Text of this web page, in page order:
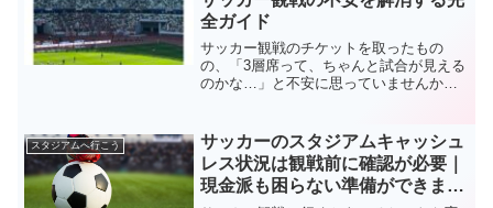
全ガイド
サッカー観戦のチケットを取ったもの
の、「3層席って、ちゃんと試合が見える
のかな…」と不安に思っていませんか？
ね。しかし、ご安心ください。国立競技
場の3層席には、他の階層...
スタジアムへ行こう
サッカーのスタジアムキャッシュ
レス状況は観戦前に確認が必要｜
現金派も困らない準備ができま